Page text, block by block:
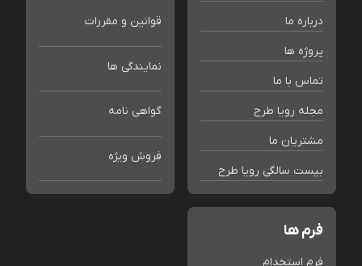
درباره ما
پروژه ها
تماس با ما
مجله رویا طرح
مشتریان ما
بیست سالگی رویا طرح
قوانین و مقررات
نمایندگی ها
گواهی نامه
فروش ویژه
فرم ها
فرم استخدام